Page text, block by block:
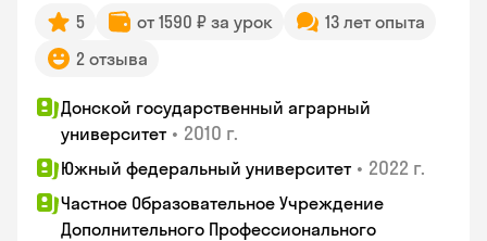
5 от 1590 ₽ за урок
13 лет опыта
2 отзыва
Донской государственный аграрный
университет • 2010 г.
Южный федеральный университет • 2022 г.
Частное Образовательное Учреждение
Дополнительного Профессионального